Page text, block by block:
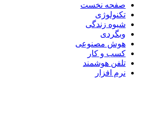
صفحه نخست
تکنولوژی
شیوه زندگی
وبگردی
هوش مصنوعی
کسب و کار
تلفن هوشمند
نرم افزار